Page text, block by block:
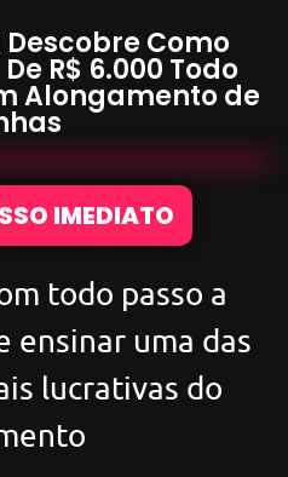
Como
R$ 6.000 Todo
Alongamento de
IMEDIATO
todo passo a
ensinar uma das
lucrativas do